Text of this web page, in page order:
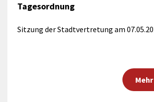
Tagesordnung
Sitzung der Stadtvertretung am